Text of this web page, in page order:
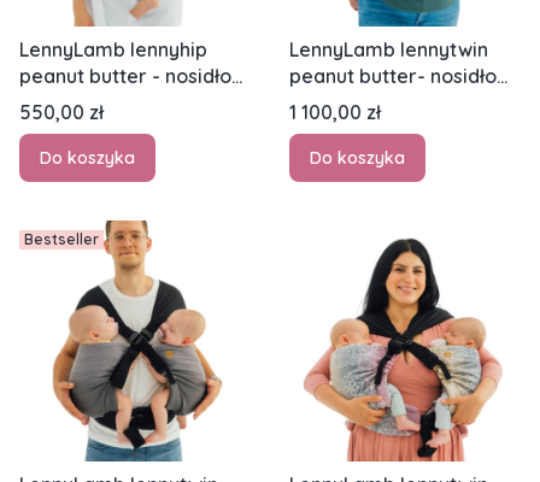
LennyLamb lennyhip
peanut butter - nosidło
biodrowe
Cena
550,00 zł
Do koszyka
LennyLamb lennytwin
peanut butter- nosidło
biodrowe dla dwójki
dzieci
Cena
1 100,00 zł
Do koszyka
Bestseller